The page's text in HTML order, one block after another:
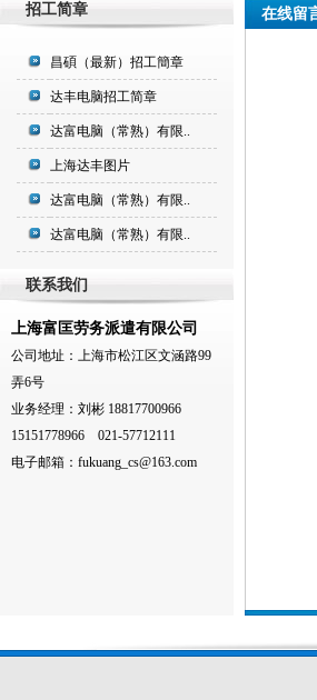
招工简章
昌碩（最新）招工簡章
达丰电脑招工简章
达富电脑（常熟）有限..
上海达丰图片
达富电脑（常熟）有限..
达富电脑（常熟）有限..
联系我们
上海富匡劳务派遣有限公司
公司地址：上海市松江区文涵路99
弄6号
业务经理：刘彬 18817700966
15151778966 021-57712111
电子邮箱： fukuang_cs@163.com
在线留